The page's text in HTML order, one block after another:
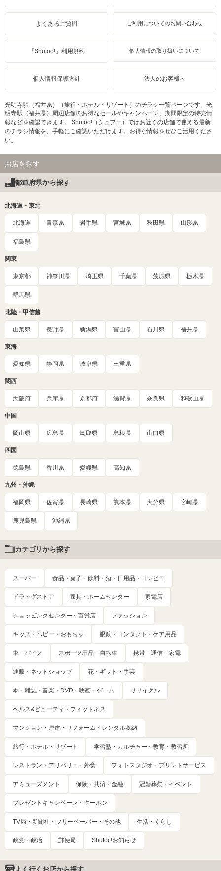
よくあるご質問 ご利用についてのお問い合わせ
「Shufoo!」利用規約 個人情報の取り扱いについて
個人情報保護方針 法人のお客様へ
光明寺駅（福井県）（旅行・ホテル・リゾート）のチラシ一覧ページです。光
明寺駅（福井県）周辺店舗のお得なセールやキャンペーン、期間限定の特売情
報などを確認できます。 Shufoo!（シュフー）ではお近くの店舗で使える最新
のチラシ情報を、手軽にご確認いただけます。お得な情報をぜひご活用くださ
い。
お店を探す
都道府県から探す
北海道・東北
北海道 青森県 岩手県 宮城県 秋田県 山形県
福島県
関東
東京都 神奈川県 埼玉県 千葉県 茨城県 栃木県
群馬県
北陸・甲信越
山梨県 長野県 新潟県 富山県 石川県 福井県
東海
愛知県 静岡県 岐阜県 三重県
関西
大阪府 兵庫県 京都府 滋賀県 奈良県 和歌山県
中国
岡山県 広島県 鳥取県 島根県 山口県
四国
徳島県 香川県 愛媛県 高知県
九州・沖縄
福岡県 佐賀県 長崎県 熊本県 大分県 宮崎県
鹿児島県 沖縄県
カテゴリから探す
スーパー 食品・菓子・飲料・酒・日用品・コンビニ
ドラッグストア 家具・ホームセンター 家電店
ショッピングセンター・百貨店 ファッション
キッズ・ベビー・おもちゃ 眼鏡・コンタクト・ケア用品
車・バイク スポーツ用品・自転車 携帯・通信・家電
通販・ネットショップ 花・ギフト・手芸
本・雑誌・音楽・DVD・映画・ゲーム リサイクル
ヘルス&ビューティ・フィットネス
マンション・戸建・リフォーム・レンタル収納
旅行・ホテル・リゾート 学習塾・カルチャー・教育・教習所
レストラン・デリバリー・外食 フォトスタジオ・プリントサービス
アミューズメント 保険・共済・金融 冠婚葬祭・イベント
プレゼントキャンペーン・クーポン
TV局・新聞社・フリーペーパー・その他 生活・くらし
政党・政治 郵便局 Shufoo!お知らせ
よく行くお店から探す